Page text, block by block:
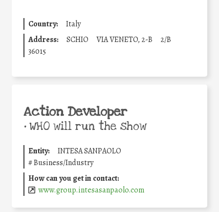
Country:
Italy
Address:
SCHIO VIA VENETO, 2-B
2/B
36015
Action Developer
•WHO will run the show
Entity:
INTESA SANPAOLO
#Business/Industry
How can you get in contact:
www.group.intesasanpaolo.com